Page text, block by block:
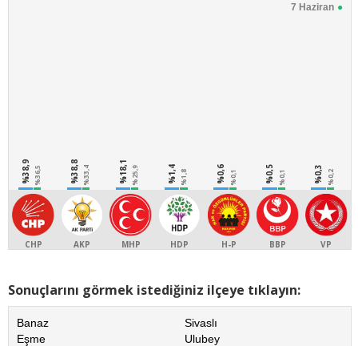
7 Haziran
%38,9 %36,5
CHP
%38,8 %33,4
AKP
%18,1 %25,9
MHP
%1,4 %1,8
HDP
%0,6 %0,1
H-P
%0,5 %0,1
BBP
%0,3 %0,2
VP
Sonuçlarını görmek istediğiniz ilçeye tıklayın:
Banaz
Eşme
Sivaslı
Ulubey